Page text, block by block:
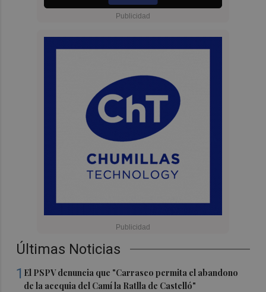
Últimas Noticias
1 El PSPV denuncia que "Carrasco permita el abandono
de la acequia del Camí la Ratlla de Castelló"